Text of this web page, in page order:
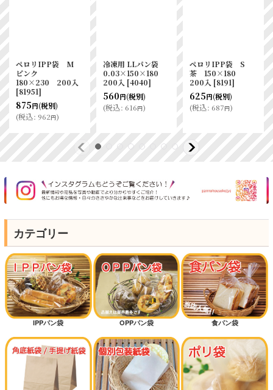
ペロリIPP袋 M
ピンク
180×230 200入
[81951]
875円(税別)
(税込: 962円)
冷凍用 LLパン袋
0.03×150×180
200入 [4040]
560円(税別)
(税込: 616円)
ペロリIPP袋 S
茶 150×180
200入 [8191]
625円(税別)
(税込: 687円)
カテゴリー
IPPパン袋 OPPパン袋 食パン袋